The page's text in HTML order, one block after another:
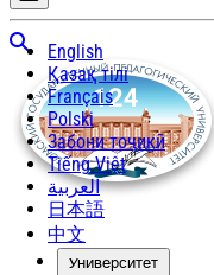
English
Қазақ тілі
Français
Polski
Забони тоҷикӣ
Tiếng Việt
العربية
日本語
中文
Университет